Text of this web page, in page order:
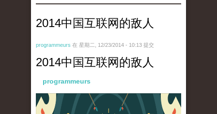
2014中国互联网的敌人
programmeurs 在 星期二, 12/23/2014 - 10:13 提交
2014中国互联网的敌人
programmeurs
paopao_internet_72dpi_22dec2014-02.png